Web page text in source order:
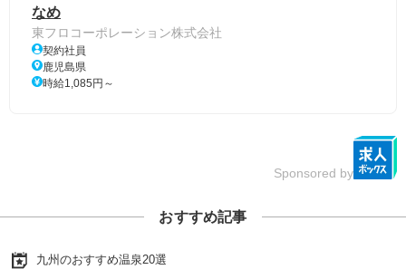
なめ
東フロコーポレーション株式会社
契約社員
鹿児島県
時給1,085円～
Sponsored by
おすすめ記事
九州のおすすめ温泉20選